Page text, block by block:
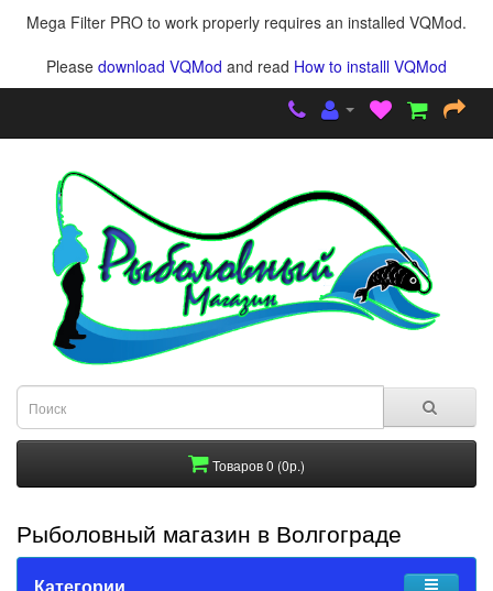
Mega Filter PRO to work properly requires an installed VQMod.
Please download VQMod and read How to installl VQMod
Товаров 0 (0р.)
Рыболовный магазин в Волгограде